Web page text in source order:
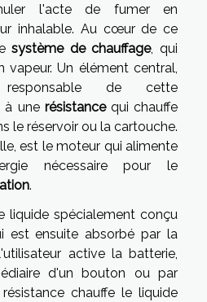
l'acte de fumer en
inhalable. Au cœur de ce
système de chauffage, qui
vapeur. Un élément central,
de cette
à une résistancequi chauffe
le réservoir ou la cartouche.
est le moteur qui alimente
nécessaire pour le
.
liquide spécialement conçu
est ensuite absorbé par la
active la batterie,
d'un bouton ou par
chauffe le liquide